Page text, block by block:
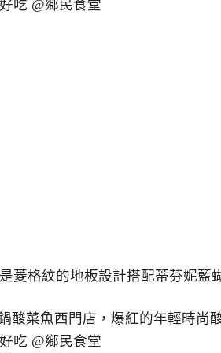
菱格紋的地板設計搭配蒂芬妮藍